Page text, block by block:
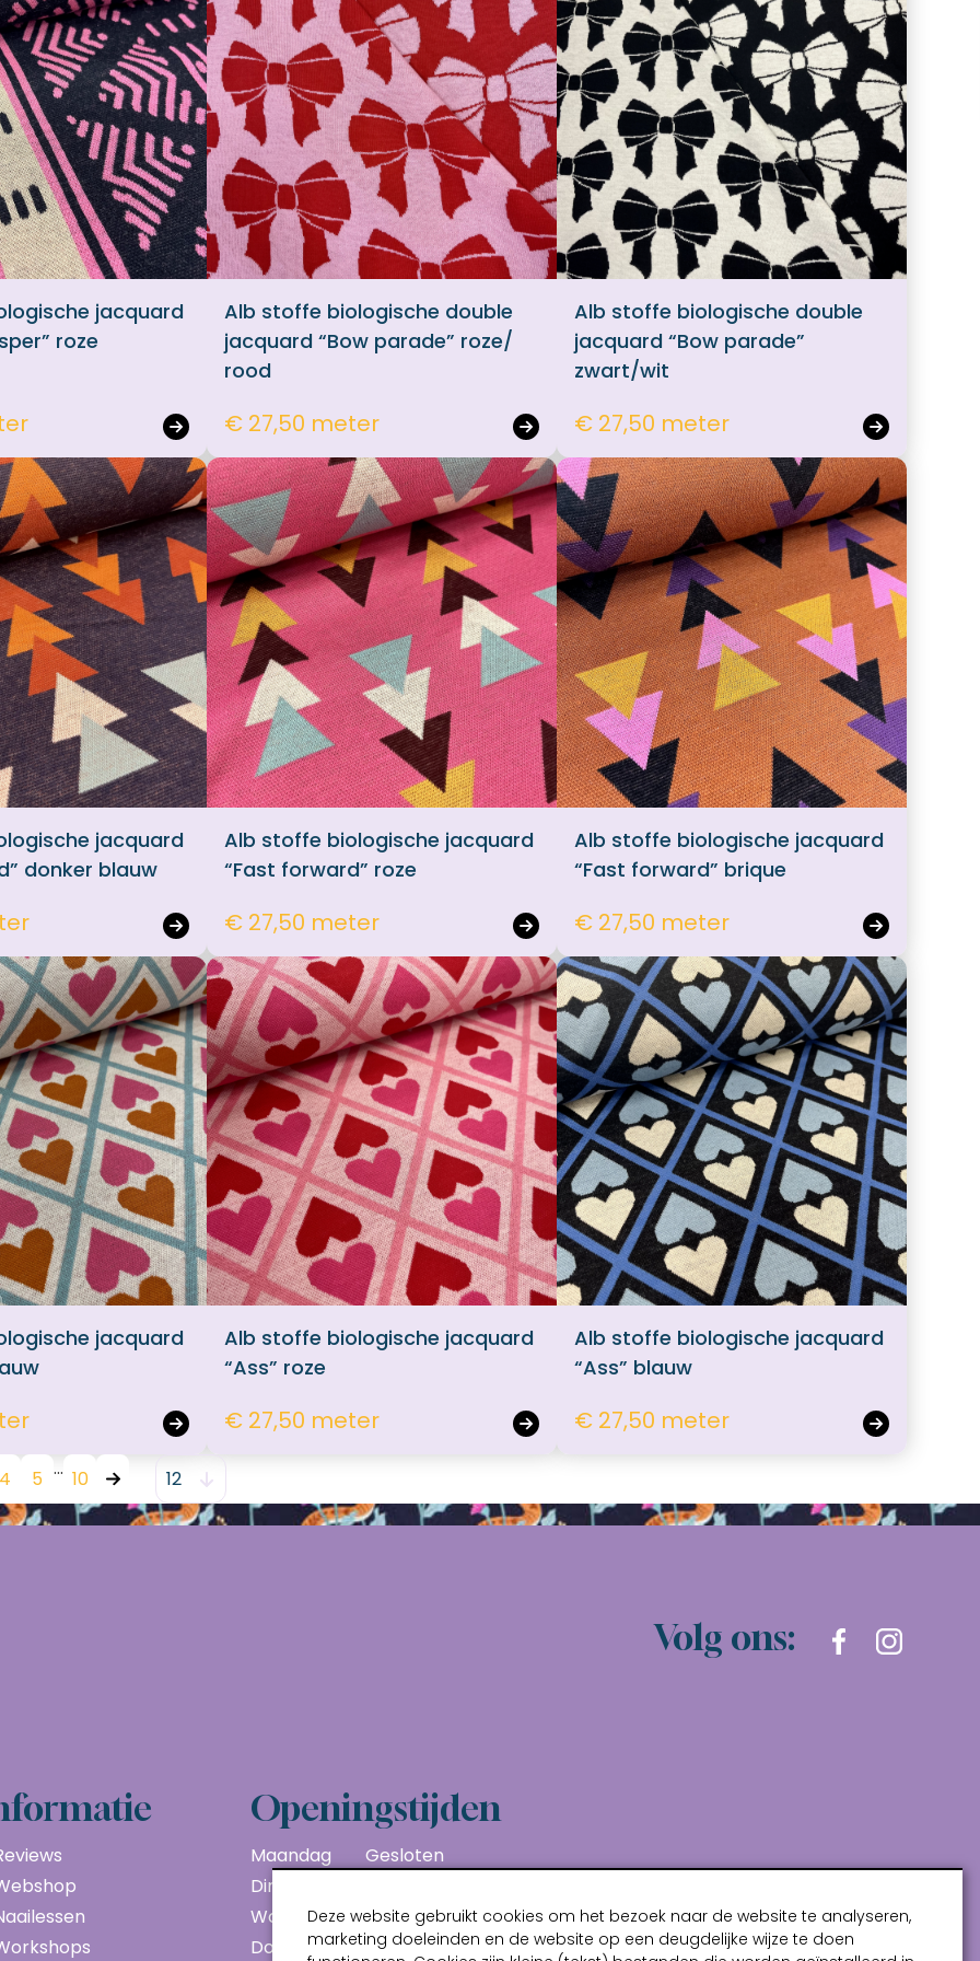
jacquard
roze
Alb stoffe biologische double
jacquard “Bow parade” roze/
rood
€ 27,50 meter
Alb stoffe biologische double
jacquard “Bow parade”
zwart/wit
€ 27,50 meter
jacquard
donker blauw
Alb stoffe biologische jacquard
“Fast forward” roze
€ 27,50 meter
Alb stoffe biologische jacquard
“Fast forward” brique
€ 27,50 meter
jacquard
Alb stoffe biologische jacquard
“Ass” roze
€ 27,50 meter
Alb stoffe biologische jacquard
“Ass” blauw
€ 27,50 meter
4 5 10
Volg ons:
Openingstijden
Maandag
Gesloten
Dinsdag
Woensdag
10:00 - 17:00
Donderdag
10:00 - 17:00
Deze website gebruikt cookies om het bezoek naar de website te analyseren,
marketing doeleinden en de website op een deugdelijke wijze te doen